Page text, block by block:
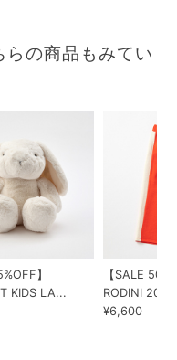
の商品もみてい
】
KIDS LA...
【SALE
RODINI
¥6,600